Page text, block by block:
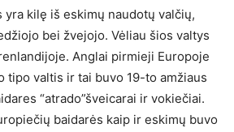
yra kilę iš eskimų naudotų valčių,
bei žvejojo. Vėliau šios valtys
Anglai pirmieji Europoje
tipo valtis ir tai buvo 19-to amžiaus
“atrado”šveicarai ir vokiečiai.
baidarės kaip ir eskimų buvo